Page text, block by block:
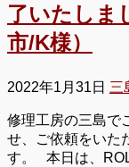
了いたしま
市/K様）
2022年1月31日 三
修理工房の三島で
せ、ご依頼をいた
す。 本日は、